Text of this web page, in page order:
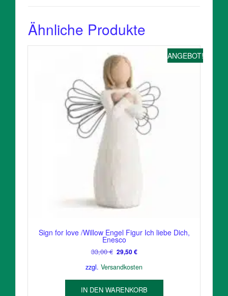
Ähnliche Produkte
ANGEBOT!
Sign for love /Willow Engel Figur Ich liebe Dich,
Enesco
33,00€ Ursprünglicher
war:
33,00 €
29,50€Aktueller
ist:
29,50 €.
zzgl. Versandkosten
IN DEN WARENKORB